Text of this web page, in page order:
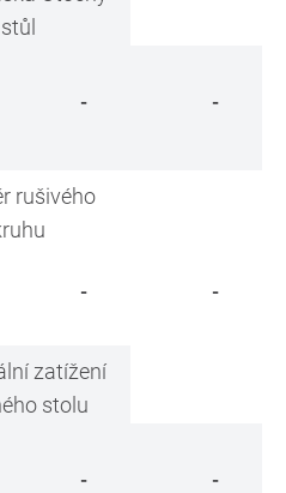
stůl
- -
rušivého
- -
zatížení
stolu
- -